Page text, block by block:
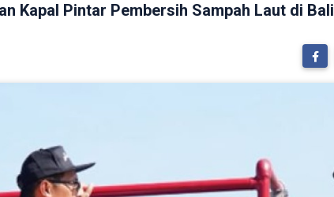
Kapal Pintar Pembersih Sampah Laut di Bali